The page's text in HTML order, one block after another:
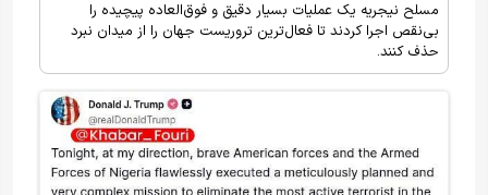
مسلح نیجریه یک عملیات بسیار دقیق و فوق‌العاده پیچیده را
بی‌نقص اجرا کردند تا فعال‌ترین تروریست جهان را از میدان نبرد
حذف کنند.